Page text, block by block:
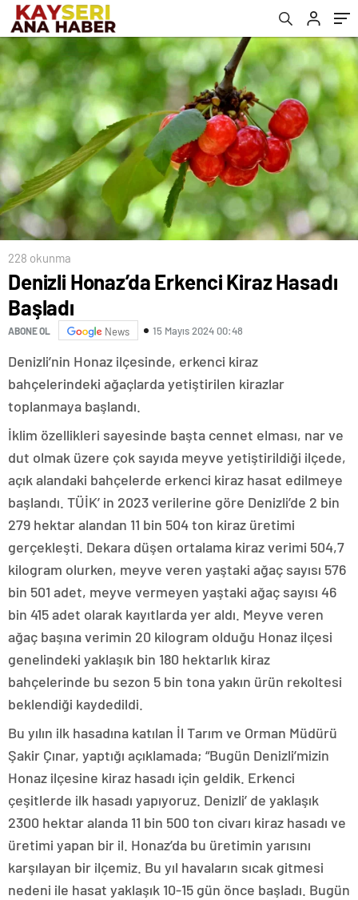
228 okunma
Denizli Honaz’da Erkenci Kiraz Hasadı
Başladı
ABONE OL News 15 Mayıs 2024 00:48
Denizli’nin Honaz ilçesinde, erkenci kiraz
bahçelerindeki ağaçlarda yetiştirilen kirazlar
toplanmaya başlandı.
İklim özellikleri sayesinde başta cennet elması, nar ve
dut olmak üzere çok sayıda meyve yetiştirildiği ilçede,
açık alandaki bahçelerde erkenci kiraz hasat edilmeye
başlandı. TÜİK’ in 2023 verilerine göre Denizli’de 2 bin
279 hektar alandan 11 bin 504 ton kiraz üretimi
gerçekleşti. Dekara düşen ortalama kiraz verimi 504,7
kilogram olurken, meyve veren yaştaki ağaç sayısı 576
bin 501 adet, meyve vermeyen yaştaki ağaç sayısı 46
bin 415 adet olarak kayıtlarda yer aldı. Meyve veren
ağaç başına verimin 20 kilogram olduğu Honaz ilçesi
genelindeki yaklaşık bin 180 hektarlık kiraz
bahçelerinde bu sezon 5 bin tona yakın ürün rekoltesi
beklendiği kaydedildi.
Bu yılın ilk hasadına katılan İl Tarım ve Orman Müdürü
Şakir Çınar, yaptığı açıklamada; “Bugün Denizli’mizin
Honaz ilçesine kiraz hasadı için geldik. Erkenci
çeşitlerde ilk hasadı yapıyoruz. Denizli’ de yaklaşık
2300 hektar alanda 11 bin 500 ton civarı kiraz hasadı ve
üretimi yapan bir il. Honaz’da bu üretimin yarısını
karşılayan bir ilçemiz. Bu yıl havaların sıcak gitmesi
nedeni ile hasat yaklaşık 10-15 gün önce başladı. Bugün